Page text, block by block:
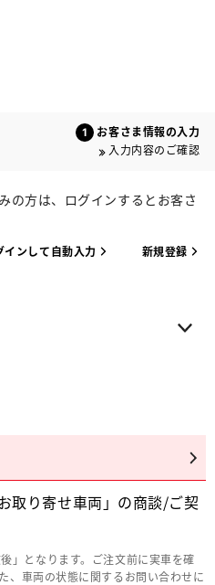
お客さま情報の入力
入力内容のご確認
の方は、ログインするとお客さ
インして自動入力 新規登録
取り寄せ車両」の商談/ご契
」となります。ご注文前に実車を確
、車両の状態に関するお問い合わせに